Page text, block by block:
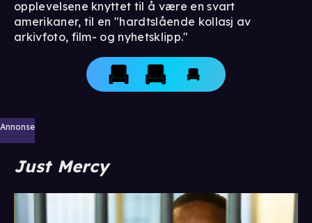
opplevelsene knyttet til å være en svart
amerikaner, til en "hardtslående kollasj av
arkivfoto, film- og nyhetsklipp."
Annonse
Just Mercy⁣